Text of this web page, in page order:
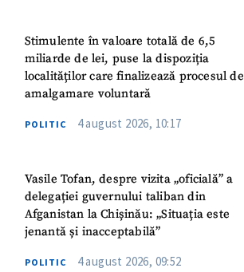
Stimulente în valoare totală de 6,5
miliarde de lei, puse la dispoziția
localităților care finalizează procesul de
amalgamare voluntară
POLITIC 4 august 2026, 10:17
Vasile Tofan, despre vizita „oficială” a
delegației guvernului taliban din
Afganistan la Chișinău: „Situația este
jenantă și inacceptabilă”
POLITIC 4 august 2026, 09:52